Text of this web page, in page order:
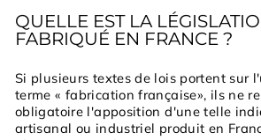
QUELLE EST LA
FABRIQUÉ EN FRANCE ?
Si plusieurs textes de lois portent sur
terme « fabrication française», ils ne
obligatoire l'apposition d'une telle
artisanal ou industriel produit en